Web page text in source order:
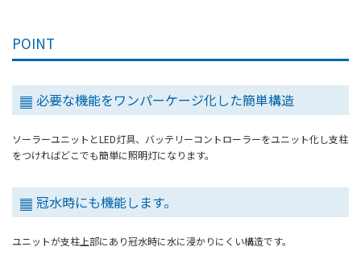
POINT
必要な機能をワンパーケージ化した簡単構造
ソーラーユニットとLED灯具、バッテリーコントローラーをユニット化し支柱
をつければどこでも簡単に照明灯になります。
冠水時にも機能します。
ユニットが支柱上部にあり冠水時に水に浸かりにくい構造です。